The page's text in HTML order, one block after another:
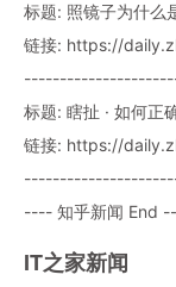
标题: 照镜子为什么
链接: https://
标题: 瞎扯 · 如何正
链接: https://
---- 知乎新闻 End
IT之家新闻